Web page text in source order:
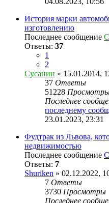
История марки
изготовлению
Последнее сообщение
Ответы: 37
1
2
Сусанин » 15.01.2014,
37 Ответы
51228
Последнее
последнему
23.01.2023, 23:31
Фудтрак из Львова,
недвижимостью
Последнее сообщение
Ответы: 7
Shuriken » 02.12.2022,
7 Ответы
3730 Просмотры
Последнее